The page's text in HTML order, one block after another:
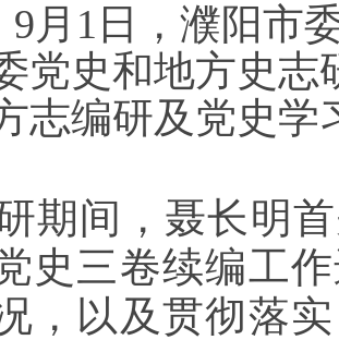
9月 1 日， 濮阳市
党史和地方史志
志编研及党史学
期间，聂长明
史三卷续编工
，以及贯彻落